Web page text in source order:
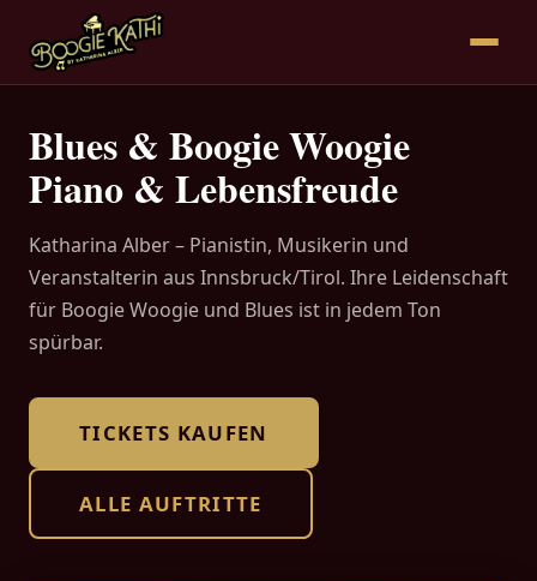
Blues & Boogie Woogie
Piano & Lebensfreude
Katharina Alber – Pianistin, Musikerin und
Veranstalterin aus Innsbruck/Tirol. Ihre Leidenschaft
für Boogie Woogie und Blues ist in jedem Ton
spürbar.
TICKETS KAUFEN
ALLE AUFTRITTE